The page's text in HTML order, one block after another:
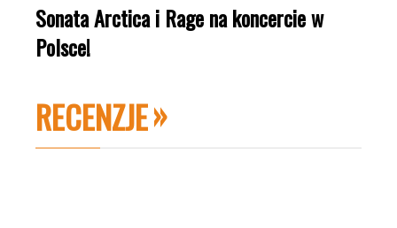
Sonata Arctica i Rage na koncercie w
Polsce!
RECENZJE